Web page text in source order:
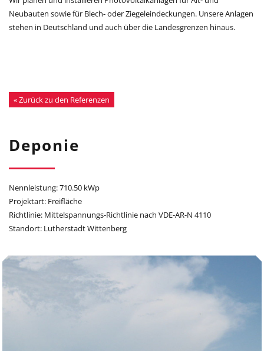
Neubauten sowie für Blech- oder Ziegeleindeckungen. Unsere Anlagen
stehen in Deutschland und auch über die Landesgrenzen hinaus.
« Zurück zu den Referenzen
Deponie
Nennleistung: 710.50 kWp
Projektart: Freifläche
Richtlinie: Mittelspannungs-Richtlinie nach VDE-AR-N 4110
Standort: Lutherstadt Wittenberg